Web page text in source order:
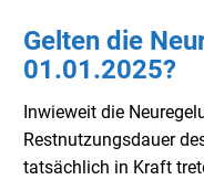
Gelten die
01.01.2025?
Inwieweit die
Restnutzungsdauer
tatsächlich in Kraft